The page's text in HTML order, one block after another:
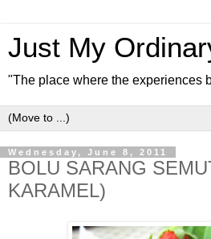
Just My
"The place where the experiences
Wednesday, June 8, 2011
BOLU SARANG
KARAMEL)